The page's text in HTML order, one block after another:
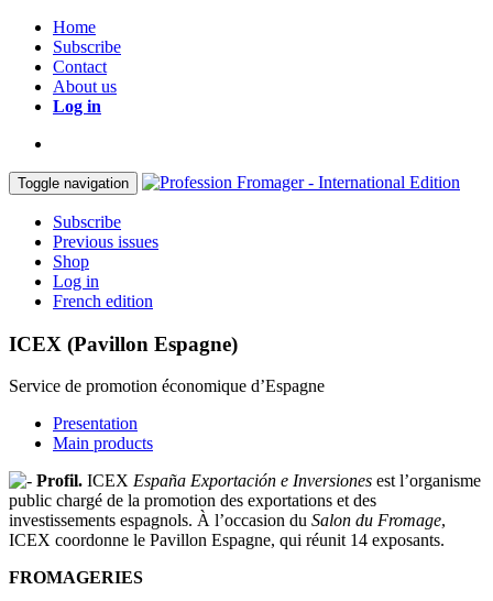
Home
Subscribe
Contact
About us
Log in
Toggle navigation
Subscribe
Previous issues
Shop
Log in
French edition
ICEX (Pavillon Espagne)
Service de promotion économique d’Espagne
Presentation
Main products
Profil. ICEX España Exportación e Inversiones est l’organisme
public chargé de la promotion des exportations et des
investissements espagnols. À l’occasion du Salon du Fromage,
ICEX coordonne le Pavillon Espagne, qui réunit 14 exposants.
FROMAGERIES